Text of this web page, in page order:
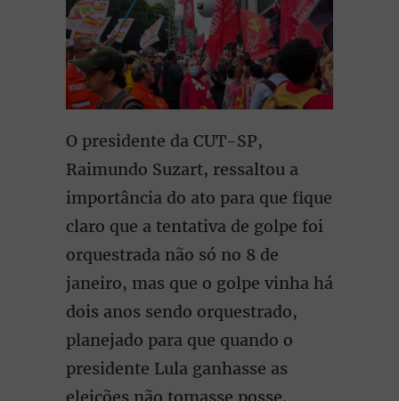
O presidente da CUT-SP,
Raimundo Suzart, ressaltou a
importância do ato para que fique
claro que a tentativa de golpe foi
orquestrada não só no 8 de
janeiro, mas que o golpe vinha há
dois anos sendo orquestrado,
planejado para que quando o
presidente Lula ganhasse as
eleições não tomasse posse.